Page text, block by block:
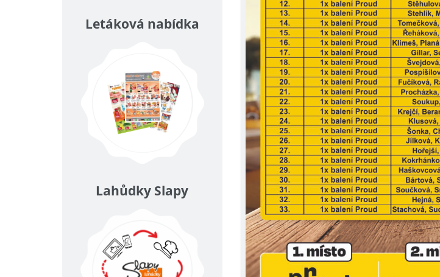
Letáková nabídka
Lahůdky Slapy